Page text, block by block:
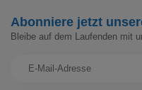
Abonniere jetzt
Bleibe auf dem Laufenden mit